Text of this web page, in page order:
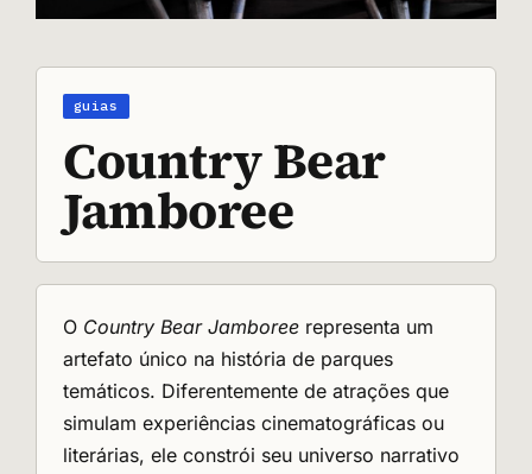
Country Bear
Jamboree
O Country Bear Jamboree representa um
artefato único na história de parques
temáticos. Diferentemente de atrações que
simulam experiências cinematográficas ou
literárias, ele constrói seu universo narrativo